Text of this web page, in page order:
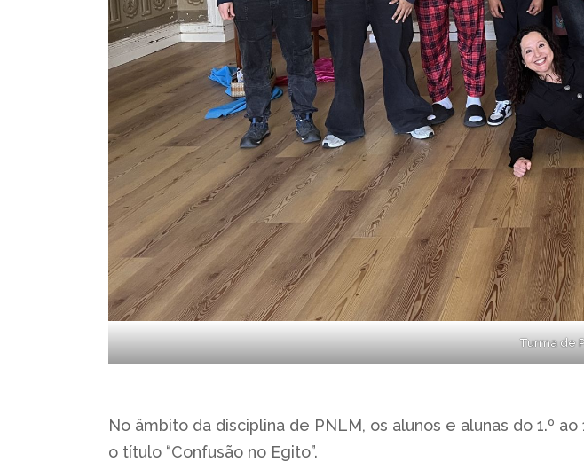
Turma de
No âmbito da disciplina de PNLM, os alunos e alunas do 1.º
o título “Confusão no Egito”.